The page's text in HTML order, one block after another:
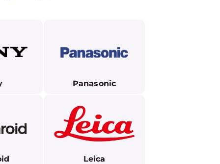
Panasonic
Leica